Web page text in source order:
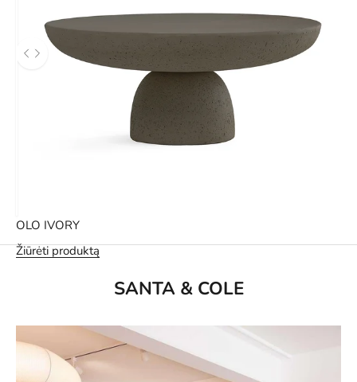
OLO IVORY
Žiūrėti produktą
Naudokite kairės ir dešinės rodyklės klavišus, kad pereitumėte
SANTA & COLE